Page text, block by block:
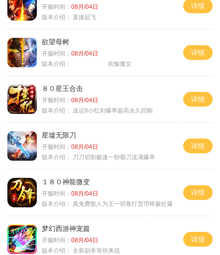
开服时间： 08月/04日
版本介绍： 直接起飞
详情
欲望母树
开服时间： 08月/04日
版本介绍：
欢愉魔女
详情
８０星王合击
开服时间： 08月/04日
版本介绍： 送运9小红剑爆率超高永久回购
详情
星墟无限刀
开服时间： 08月/04日
版本介绍：
刀刀切割极速一秒⑩刀送满爆率
详情
１８０神龍微变
开服时间： 08月/04日
版本介绍： 真免费散人为王一切靠打货币终极狂爆
详情
梦幻西游神宠篇
开服时间： 08月/04日
版本介绍： 全新副本等你来战
详情